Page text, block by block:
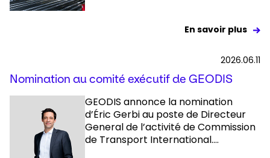
En savoir plus
2026.06.11
Nomination au comité exécutif de GEODIS
GEODIS annonce la nomination
d’Éric Gerbi au poste de Directeur
General de l’activité de Commission
de Transport International....